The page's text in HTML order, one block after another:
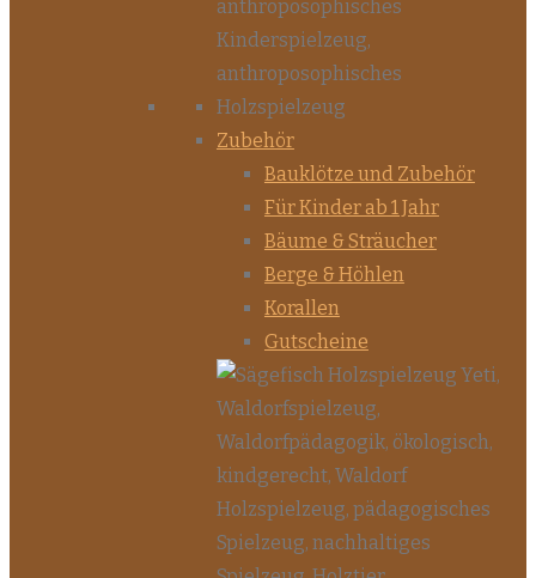
Zubehör
Bauklötze und Zubehör
Für Kinder ab 1 Jahr
Bäume & Sträucher
Berge & Höhlen
Korallen
Gutscheine